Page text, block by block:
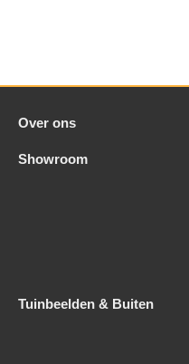
Over ons
Showroom
Tuinbeelden & Buiten